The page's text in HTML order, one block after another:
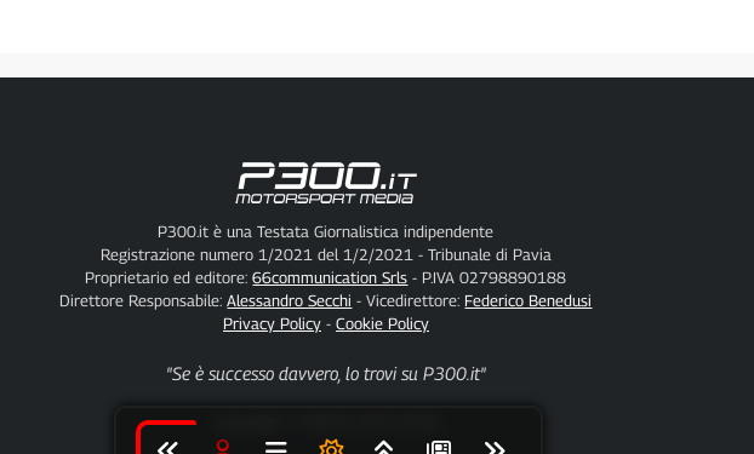
P300.it è una Testata Giornalistica indipendente
Registrazione numero 1/2021 del 1/2/2021 - Tribunale di Pavia
Proprietario ed editore:66communication Srls - P.IVA 02798890188
Direttore Responsabile:Alessandro Secchi - Vicedirettore: Federico Benedusi
Privacy Policy- Cookie Policy
"Se è successo davvero, lo trovi su P300.it"